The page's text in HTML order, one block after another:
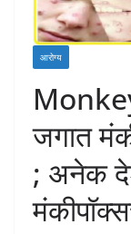
आरोग्य
जगात
; अनेक